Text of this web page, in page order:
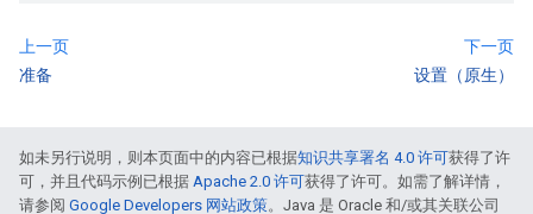
上一页
准备
下一页
设置（原生）
如未另行说明，则本页面中的内容已根据知识共享署名 4.0 许可获得了许
可，并且代码示例已根据 Apache 2.0 许可获得了许可。如需了解详情，
请参阅 Google Developers 网站政策。Java 是 Oracle 和/或其关联公司